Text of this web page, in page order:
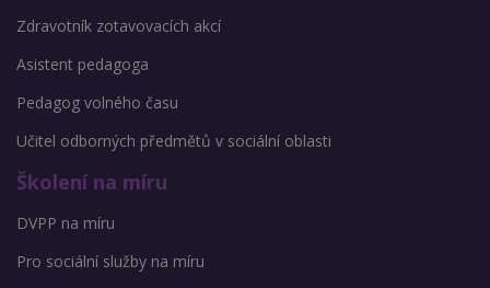
Zdravotník zotavovacích akcí
Asistent pedagoga
Pedagog volného času
Učitel odborných předmětů v sociální oblasti
Školení na míru
DVPP na míru
Pro sociální služby na míru